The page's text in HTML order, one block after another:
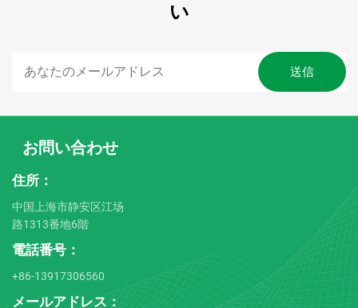
い
お問い合わせ
住所：
中国上海市静安区江场
路1313番地6階
電話番号：
+86-13917306560
メールアドレス：